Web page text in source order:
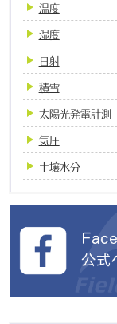
温度
湿度
日射
積雪
太陽光発電計測
気圧
土壌水分